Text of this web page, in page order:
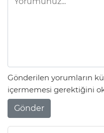
Gönderilen yorumların
içermemesi gerektiğini
Gönder